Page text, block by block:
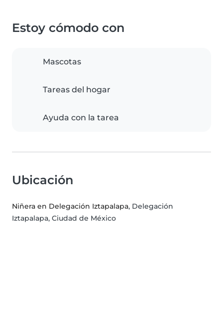
Estoy cómodo con
Mascotas
Tareas del hogar
Ayuda con la tarea
Ubicación
Niñera en Delegación Iztapalapa, Delegación
Iztapalapa, Ciudad de México